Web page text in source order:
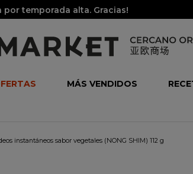
temporada alta. Gracias!
MÁS VENDIDOS
instantáneos sabor vegetales (NONG SHIM) 112 g